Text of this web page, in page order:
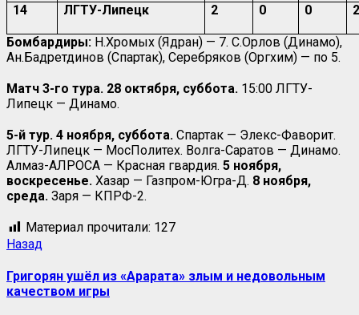
14 ЛГТУ-Липецк 2 0 0
Бомбардиры: Н.Хромых (Ядран) — 7. С.Орлов (Динамо),
Ан.Бадретдинов (Спартак), Серебряков (Оргхим) — по 5.
Матч 3-го тура. 28 октября, суббота. 15:00 ЛГТУ-
Липецк — Динамо.
5-й тур. 4 ноября, суббота. Спартак — Элекс-Фаворит.
ЛГТУ-Липецк — МосПолитех. Волга-Саратов — Динамо.
Алмаз-АЛРОСА — Красная гвардия. 5 ноября,
воскресенье. Хазар — Газпром-Югра-Д. 8 ноября,
среда. Заря — КПРФ-2.
Материал прочитали: 127
Назад
Григорян ушёл из «Арарата» злым и недовольным
качеством игры